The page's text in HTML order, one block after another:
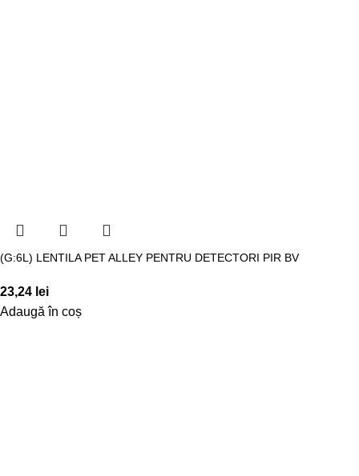
(G:6L) LENTILA PET ALLEY PENTRU DETECTORI PIR BV
23,24 lei
Adaugă în coș